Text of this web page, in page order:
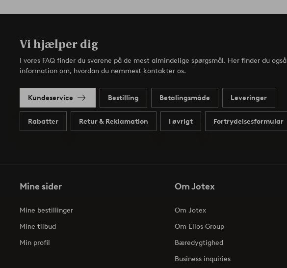
Vi hjælper dig
I vores FAQ finder du svarene på de mest almindelige spørgsmål. Her finder du også
information om, hvordan du nemmest kontakter os.
Kundeservice Bestilling Betalingsmåde Leveringer
Rabatter Retur & Reklamation I øvrigt Fortrydelsesformular
Mine sider
Mine bestillinger
Mine tilbud
Min profil
Om Jotex
Om Jotex
Om Ellos Group
Bæredygtighed
Business inquiries